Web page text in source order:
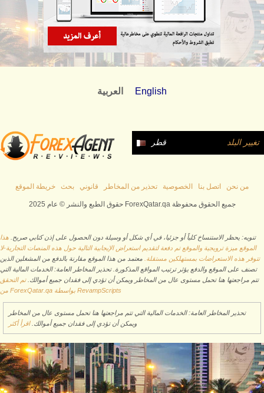
العربية English
قطر تغيير البلد
من نحن اتصل بنا الخصوصية تحذير من المخاطر قانوني بحث خريطة الموقع
حقوق الطبع والنشر © عام 2025 ForexQatar.qa جميع الحقوق محفوظة
تنويه: يحظر الاستنساخ كلياً أو جزئيا، في أي شكل أو وسيلة دون الحصول على إذن كتابي صريح. هذا
الموقع ميزة ترويجية والموقع تم دفعة لتقديم استعراض الإيجابية التالية حول هذه المنصات التجارية-لا
تتوفر هذه الاستعراضات بمستهلكين مستقلة. معتمد من هذا الموقع مقارنة بالدفع من المشغلين الذين
تصنف على الموقع والدفع يؤثر ترتيب المواقع المذكورة. تحذير المخاطر العامة: الخدمات المالية التي
تتم مراجعتها هنا تحمل مستوى عال من المخاطر ويمكن أن تؤدي إلى فقدان جميع أموالك.تم التحقق
من ForexQatar.qa بواسطة RevampScripts
تحذير المخاطر العامة: الخدمات المالية التي تتم مراجعتها هنا تحمل مستوى عال من المخاطر
ويمكن أن تؤدي إلى فقدان جميع أموالك.اقرأ أكثر